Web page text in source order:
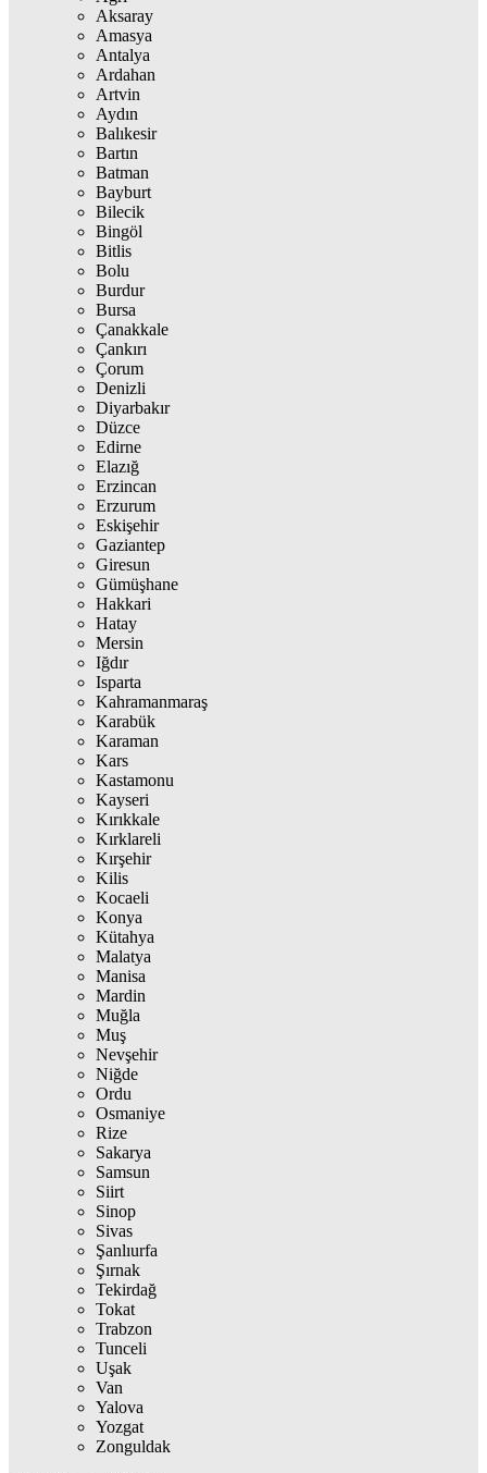
Aksaray
Amasya
Antalya
Ardahan
Artvin
Aydın
Balıkesir
Bartın
Batman
Bayburt
Bilecik
Bingöl
Bitlis
Bolu
Burdur
Bursa
Çanakkale
Çankırı
Çorum
Denizli
Diyarbakır
Düzce
Edirne
Elazığ
Erzincan
Erzurum
Eskişehir
Gaziantep
Giresun
Gümüşhane
Hakkari
Hatay
Mersin
Iğdır
Isparta
Kahramanmaraş
Karabük
Karaman
Kars
Kastamonu
Kayseri
Kırıkkale
Kırklareli
Kırşehir
Kilis
Kocaeli
Konya
Kütahya
Malatya
Manisa
Mardin
Muğla
Muş
Nevşehir
Niğde
Ordu
Osmaniye
Rize
Sakarya
Samsun
Siirt
Sinop
Sivas
Şanlıurfa
Şırnak
Tekirdağ
Tokat
Trabzon
Tunceli
Uşak
Van
Yalova
Yozgat
Zonguldak